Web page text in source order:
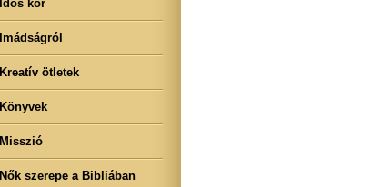
Idős kor
Imádságról
Kreatív ötletek
Könyvek
Misszió
Nők szerepe a Bibliában